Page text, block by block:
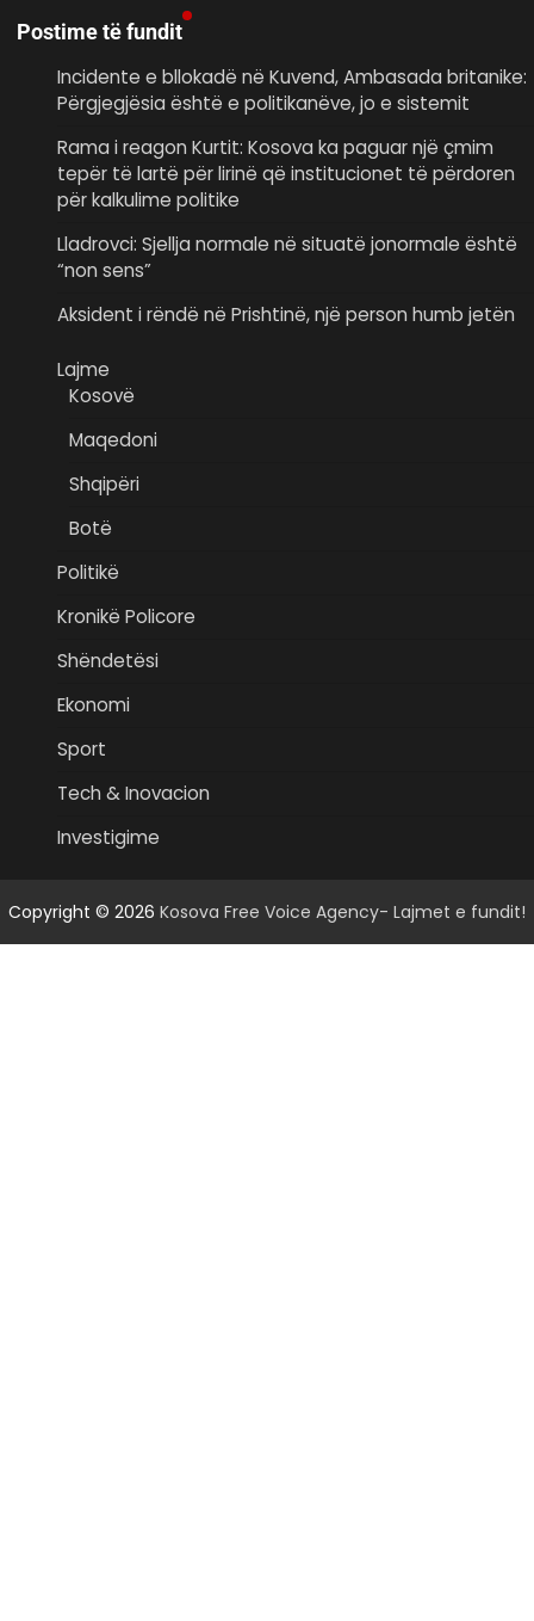
Postime të fundit
Incidente e bllokadë në Kuvend, Ambasada britanike:
Përgjegjësia është e politikanëve, jo e sistemit
Rama i reagon Kurtit: Kosova ka paguar një çmim
tepër të lartë për lirinë që institucionet të përdoren
për kalkulime politike
Lladrovci: Sjellja normale në situatë jonormale është
“non sens”
Aksident i rëndë në Prishtinë, një person humb jetën
Lajme
Kosovë
Maqedoni
Shqipëri
Botë
Politikë
Kronikë Policore
Shëndetësi
Ekonomi
Sport
Tech & Inovacion
Investigime